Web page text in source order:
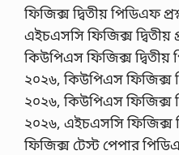
ফিজিক্স দ্বিতীয় পিডিএফ
এইচএসসি ফিজিক্স দ্বিতীয়
কিউপিএস ফিজিক্স
২০২৬, কিউপিএস ফিজিক্স
২০২৬, কিউপিএস ফিজিক্স
২০২৬, এইচএসসি ফিজিক্স
ফিজিক্স টেস্ট পেপার